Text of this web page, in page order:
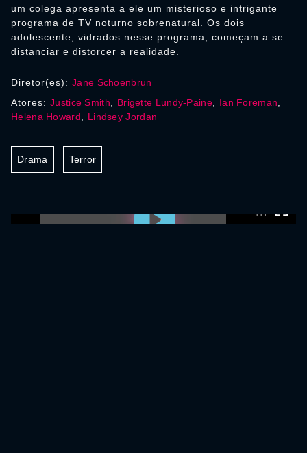
um colega apresenta a ele um misterioso e intrigante
programa de TV noturno sobrenatural. Os dois
adolescente, vidrados nesse programa, começam a se
distanciar e distorcer a realidade.
Diretor(es): Jane Schoenbrun
Atores: Justice Smith Brigette Lundy-Paine, Ian Foreman
Helena Howard
Lindsey Jordan
Drama Terror